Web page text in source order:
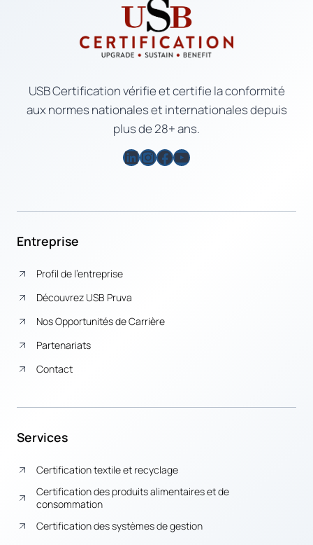
USB Certification vérifie et certifie la conformité
aux normes nationales et internationales depuis
plus de 28+ ans.
LinkedIn
Instagram
Facebook
YouTube
Entreprise
Profil de l’entreprise
Découvrez USB Pruva
Nos Opportunités de Carrière
Partenariats
Contact
Services
Certification textile et recyclage
Certification des produits alimentaires et de
consommation
Certification des systèmes de gestion